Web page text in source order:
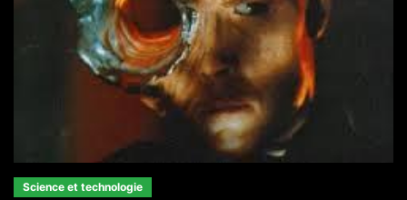
Science et technologie